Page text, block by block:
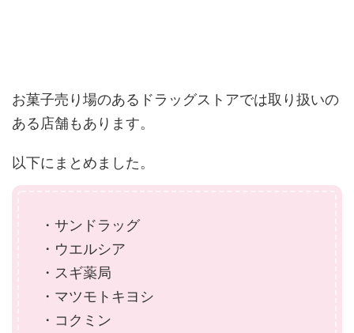
お菓子売り場のあるドラッグストアでは取り扱いの
ある店舗もあります。
以下にまとめました。
・サンドラッグ
・ウエルシア
・スギ薬局
・マツモトキヨシ
・コクミン